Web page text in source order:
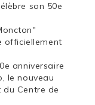
son 50e
officiellement
anniversaire
le nouveau
du Centre de